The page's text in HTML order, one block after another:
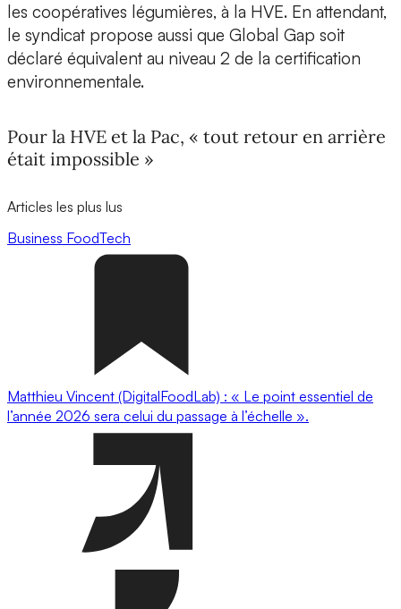
les coopératives légumières, à la HVE. En attendant,
le syndicat propose aussi que Global Gap soit
déclaré équivalent au niveau 2 de la certification
environnementale.
Pour la HVE et la Pac, « tout retour en arrière
était impossible »
Articles les plus lus
Business FoodTech
Matthieu Vincent (DigitalFoodLab) : « Le point essentiel de
l’année 2026 sera celui du passage à l’échelle ».